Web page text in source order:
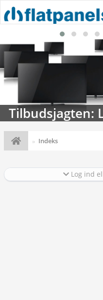
Tilbudsjagten:
Indeks
Log ind